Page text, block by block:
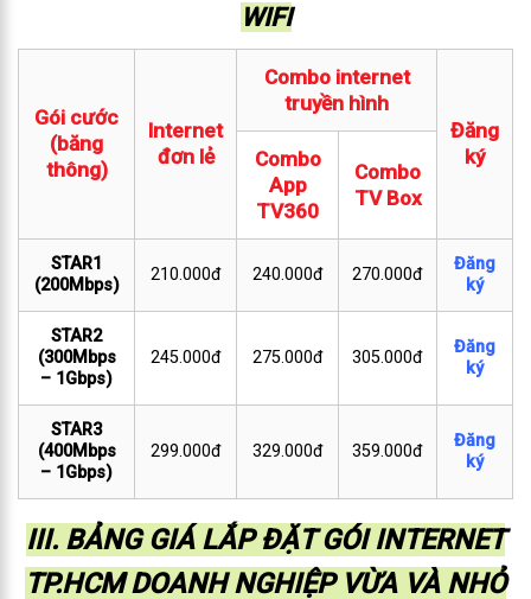
WIFI
Gói cước
(băng
thông)
Internet
đơn lẻ
Combo internet
truyền hình
Đăng
ký
Combo
App
TV360
Combo
TV Box
STAR1
(200Mbps)
210.000đ 240.000đ 270.000đ
Đăng
ký
STAR2
(300Mbps
– 1Gbps)
245.000đ 275.000đ 305.000đ
Đăng
ký
STAR3
(400Mbps
– 1Gbps)
299.000đ 329.000đ 359.000đ
Đăng
ký
III. BẢNG GIÁ LẮP ĐẶT GÓI INTERNET
TP.HCM DOANH NGHIỆP VỪA VÀ NHỎ